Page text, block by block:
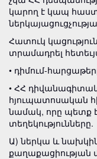
կարող է կապ
Հատուկ
տրամադրել
• դիմում-
• ՀՀ
հյուպատոսական
նամակ, որը պետք
տեղեկությունները.
Ա) ներկա և
քաղաքացիության